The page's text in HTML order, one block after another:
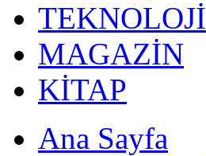
TEKNOLOJİ
MAGAZİN
KİTAP
Ana Sayfa